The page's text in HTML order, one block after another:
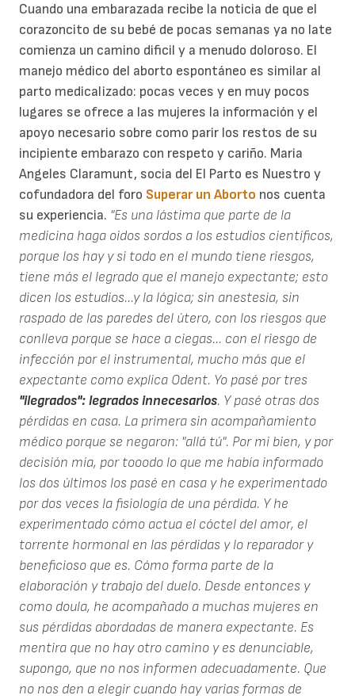
Cuando una embarazada recibe la noticia de que el
corazoncito de su bebé de pocas semanas ya no late
comienza un camino dificil y a menudo doloroso. El
manejo médico del aborto espontáneo es similar al
parto medicalizado: pocas veces y en muy pocos
lugares se ofrece a las mujeres la información y el
apoyo necesario sobre como parir los restos de su
incipiente embarazo con respeto y cariño. Maria
Angeles Claramunt, socia del El Parto es Nuestro y
cofundadora del foro Superar un Aborto nos cuenta
su experiencia. "Es una lástima que parte de la
medicina haga oidos sordos a los estudios científicos,
porque los hay y si todo en el mundo tiene riesgos,
tiene más el legrado que el manejo expectante; esto
dicen los estudios...y la lógica; sin anestesia, sin
raspado de las paredes del útero, con los riesgos que
conlleva porque se hace a ciegas... con el riesgo de
infección por el instrumental, mucho más que el
expectante como explica Odent. Yo pasé por tres
"ilegrados": legrados innecesarios. Y pasé otras dos
pérdidas en casa. La primera sin acompañamiento
médico porque se negaron: "allá tú". Por mi bien, y por
decisión mía, por tooodo lo que me había informado
los dos últimos los pasé en casa y he experimentado
por dos veces la fisiología de una pérdida. Y he
experimentado cómo actua el cóctel del amor, el
torrente hormonal en las pérdidas y lo reparador y
beneficioso que es. Cómo forma parte de la
elaboración y trabajo del duelo. Desde entonces y
como doula, he acompañado a muchas mujeres en
sus pérdidas abordadas de manera expectante. Es
mentira que no hay otro camino y es denunciable,
supongo, que no nos informen adecuadamente. Que
no nos den a elegir cuando hay varias formas de